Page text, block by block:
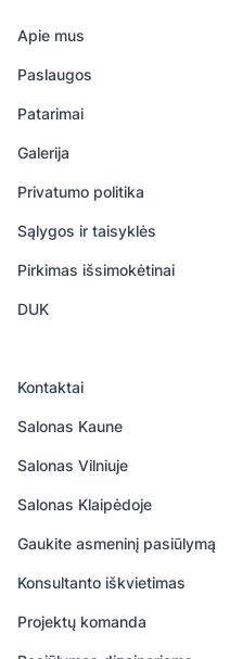
Apie mus
Paslaugos
Patarimai
Galerija
Privatumo politika
Sąlygos ir taisyklės
Pirkimas išsimokėtinai
DUK
Kontaktai
Salonas Kaune
Salonas Vilniuje
Salonas Klaipėdoje
Gaukite asmeninį pasiūlymą
Konsultanto iškvietimas
Projektų komanda